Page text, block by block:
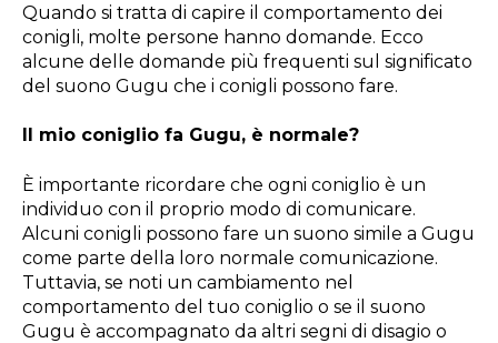
Quando si tratta di capire il comportamento dei
conigli, molte persone hanno domande. Ecco
alcune delle domande più frequenti sul significato
del suono Gugu che i conigli possono fare.
Il mio coniglio fa Gugu, è normale?
È importante ricordare che ogni coniglio è un
individuo con il proprio modo di comunicare.
Alcuni conigli possono fare un suono simile a Gugu
come parte della loro normale comunicazione.
Tuttavia, se noti un cambiamento nel
comportamento del tuo coniglio o se il suono
Gugu è accompagnato da altri segni di disagio o